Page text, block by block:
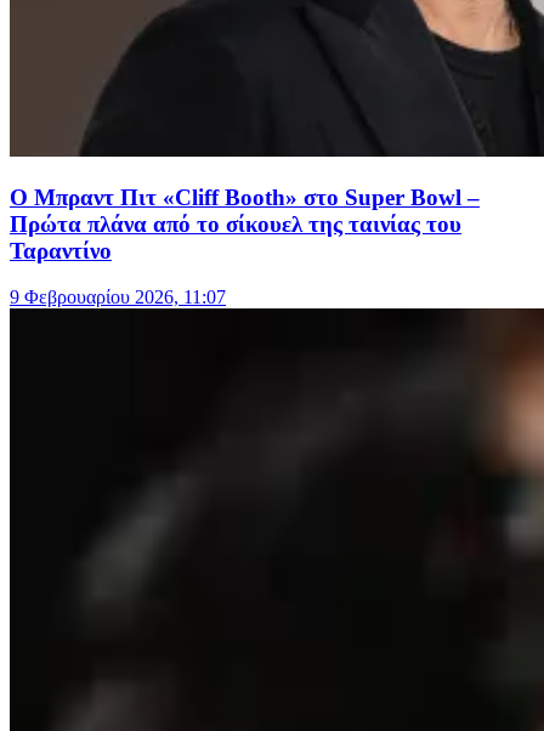
Ο Μπραντ Πιτ «Cliff Booth» στο Super Bowl –
Πρώτα πλάνα από το σίκουελ της ταινίας του
Ταραντίνο
9 Φεβρουαρίου 2026, 11:07